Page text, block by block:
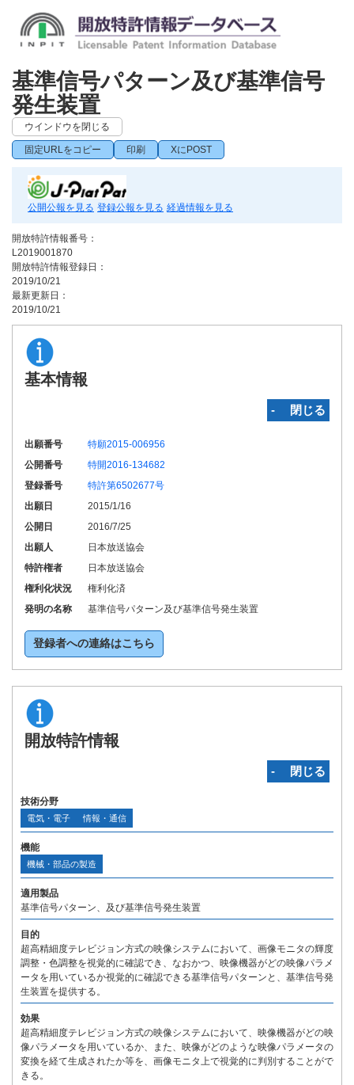
基準信号パターン及び基準信号
発生装置
ウインドウを閉じる
固定URLをコピー 印刷 XにPOST
公開公報を見る 登録公報を見る 経過情報を見る
開放特許情報番号：
L2019001870
開放特許情報登録日：
2019/10/21
最新更新日：
2019/10/21
基本情報
‐ 閉じる
出願番号
特願2015-006956
公開番号
特開2016-134682
登録番号
特許第6502677号
出願日
2015/1/16
公開日
2016/7/25
出願人
日本放送協会
特許権者
日本放送協会
権利化状況
権利化済
発明の名称
基準信号パターン及び基準信号発生装置
登録者への連絡はこちら
開放特許情報
‐ 閉じる
技術分野
電気・電子 情報・通信
機能
機械・部品の製造
適用製品
基準信号パターン、及び基準信号発生装置
目的
超高精細度テレビジョン方式の映像システムにおいて、画像モニタの輝度
調整・色調整を視覚的に確認でき、なおかつ、映像機器がどの映像パラメ
ータを用いているか視覚的に確認できる基準信号パターンと、基準信号発
生装置を提供する。
効果
超高精細度テレビジョン方式の映像システムにおいて、映像機器がどの映
像パラメータを用いているか、また、映像がどのような映像パラメータの
変換を経て生成されたか等を、画像モニタ上で視覚的に判別することがで
きる。